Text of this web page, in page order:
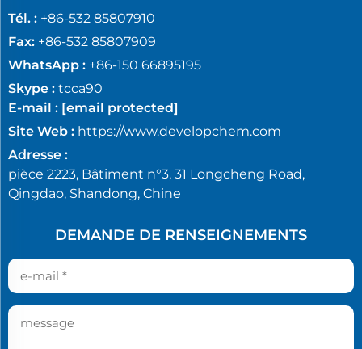
Tél. : +86-532 85807910
Fax: +86-532 85807909
WhatsApp : +86-150 66895195
Skype : tcca90
E-mail : [email protected]
Site Web : https://www.developchem.com
Adresse :
pièce 2223, Bâtiment n°3, 31 Longcheng Road,
Qingdao, Shandong, Chine
DEMANDE DE RENSEIGNEMENTS